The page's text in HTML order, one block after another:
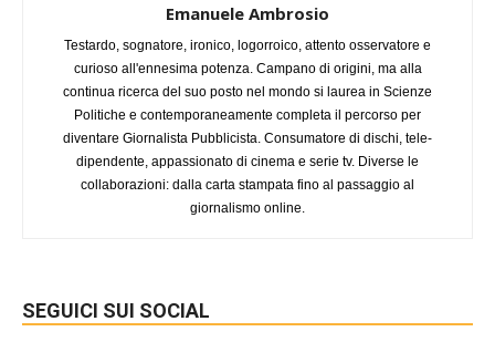
Emanuele Ambrosio
Testardo, sognatore, ironico, logorroico, attento osservatore e
curioso all'ennesima potenza. Campano di origini, ma alla
continua ricerca del suo posto nel mondo si laurea in Scienze
Politiche e contemporaneamente completa il percorso per
diventare Giornalista Pubblicista. Consumatore di dischi, tele-
dipendente, appassionato di cinema e serie tv. Diverse le
collaborazioni: dalla carta stampata fino al passaggio al
giornalismo online.
SEGUICI SUI SOCIAL